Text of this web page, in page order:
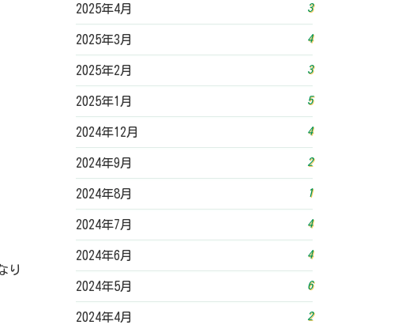
り
2025年4月 3
2025年3月 4
2025年2月 3
2025年1月 5
2024年12月 4
2024年9月 2
2024年8月 1
2024年7月 4
2024年6月 4
2024年5月 6
2024年4月 2